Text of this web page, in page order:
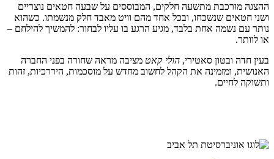
ההצגה מורכבת מתשעה חלקים, המבוססים על שבעה חטאים נוצריים
ושני חטאים שנשכחו, ובכל אחד מהם וויט מאבד חלק מנשמתו. כשהוא
נותר עם נשמה אחת בלבד, מגיע הרגע בו עליו לבחור: להמשיך להילחם –
או לוותר.
בעין חדה ובטון סאטירי, הולי קאט מציבה מראה שחורה בפני החברה
האנושית, ומזמינה את הקהל לחשוב מחדש על מוסכמות, היררכיות, זהות
ותשוקה לחיים.